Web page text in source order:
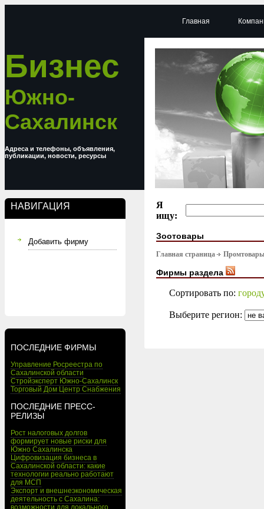
Бизнес
Южно-
Сахалинск
Адреса и телефоны, объявления,
публикации, новости, ресурсы
НАВИГАЦИЯ
Добавить фирму
ПОСЛЕДНИЕ ФИРМЫ
Управление Росреестра по
Сахалинской области
Стройэксперт Южно-Сахалинск
Торговый Дом Центр Снабжения
ПОСЛЕДНИЕ ПРЕСС-
РЕЛИЗЫ
Рост налоговых долгов
формирует новые риски для
Южно Сахалинска
Цифровизация бизнеса в
Сахалинской области: какие
технологии реально работают
для МСП
Экспорт и внешнеэкономическая
деятельность с Сахалина:
возможности для локального
Главная
Я
ищу:
Зоотовары
Главная страница Промтовары
Фирмы раздела
Сортировать по:
Выберите регион: